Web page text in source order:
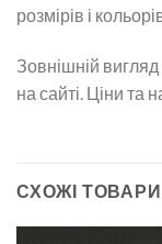
розмірів і
Зовнішній
на сайті. Ціни та
СХОЖІ ТОВАРИ